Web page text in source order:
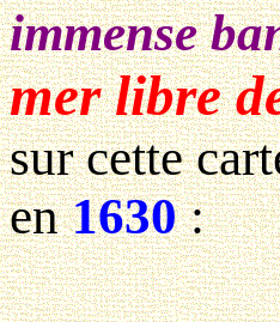
immense
mer libre
sur cette
en1630: